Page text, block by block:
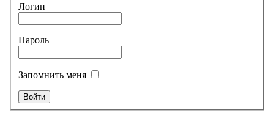
Логин
Пароль
Запомнить меня